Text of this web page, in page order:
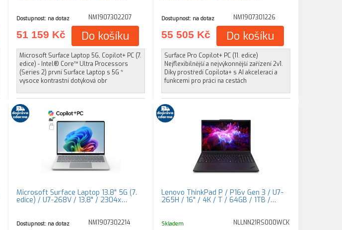
Dostupnost: na dotaz NM1907302207
51 159 Kč Do košíku
Microsoft Surface Laptop 5G, Copilot+ PC (7.
edice) - Intel® Core™ Ultra Processors
(Series 2) první Surface Laptop s 5G *
vysoce kontrastní dotyková obr
Dostupnost: na dotaz NM1907301226
55 505 Kč Do košíku
Surface Pro Copilot+ PC (11. edice)
Nejflexibilnější a nejvýkonnější zařízení 2v1.
Díky prostředí Copilota+ s AI akcelerací a
funkcemi pro práci na cestách
Microsoft Surface Laptop 13.8" 5G (7.
edice) / U7-268V / 13,8" / 2304x…
Dostupnost: na dotaz NM1907302214
Lenovo ThinkPad P / P16v Gen 3 / U7-
265H / 16" / 4K / T / 64GB / 1TB /…
Skladem NLLNN21RS000WCK